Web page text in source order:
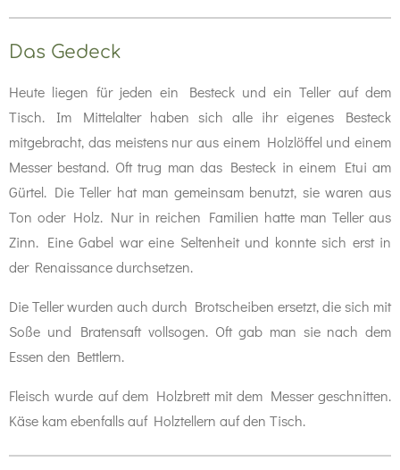
Das Gedeck
Heute liegen für jeden ein Besteck und ein Teller auf dem
Tisch. Im Mittelalter haben sich alle ihr eigenes Besteck
mitgebracht, das meistens nur aus einem Holzlöffel und einem
Messer bestand. Oft trug man das Besteck in einem Etui am
Gürtel. Die Teller hat man gemeinsam benutzt, sie waren aus
Ton oder Holz. Nur in reichen Familien hatte man Teller aus
Zinn. Eine Gabel war eine Seltenheit und konnte sich erst in
der Renaissance durchsetzen.
Die Teller wurden auch durch Brotscheiben ersetzt, die sich mit
Soße und Bratensaft vollsogen. Oft gab man sie nach dem
Essen den Bettlern.
Fleisch wurde auf dem Holzbrett mit dem Messer geschnitten.
Käse kam ebenfalls auf Holztellern auf den Tisch.